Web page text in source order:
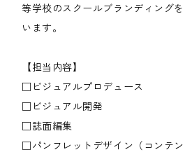
等学校のスクールブランディング
います。
【担当内容】
□ビジュアルプロデュース
□ビジュアル開発
□誌面編集
□パンフレットデザイン（コンテン